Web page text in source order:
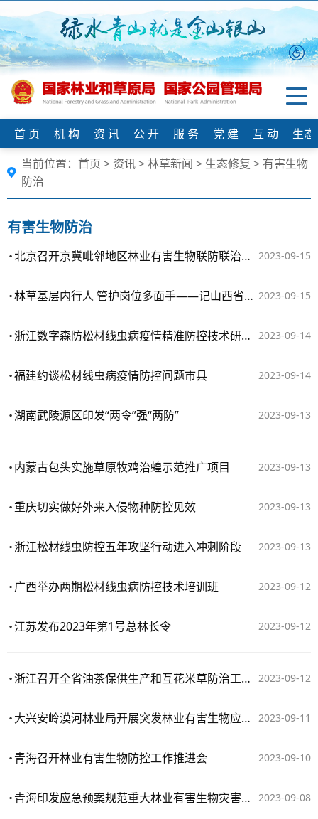
首 页 机 构 资 讯 公 开 服 务 党 建 互 动
生
当前位置： 首页 > 资讯>林草新闻 > 生态修复 > 有害生物
防治
有害生物防治
2023-09-15
北京召开京冀毗邻地区林业有害生物联防联治工作座谈会
2023-09-15
林草基层内行人 管护岗位多面手——记山西省中条林局段峪河林场界碑岭管护站生态护林员高忠博
2023-09-14
浙江数字森防松材线虫病疫情精准防控技术研究与应用项目评价通过
2023-09-14
福建约谈松材线虫病疫情防控问题市县
2023-09-13
湖南武陵源区印发“两令”强“两防”
2023-09-13
内蒙古包头实施草原牧鸡治蝗示范推广项目
2023-09-13
重庆切实做好外来入侵物种防控见效
2023-09-13
浙江松材线虫防控五年攻坚行动进入冲刺阶段
2023-09-12
广西举办两期松材线虫病防控技术培训班
2023-09-12
江苏发布2023年第1号总林长令
2023-09-12
浙江召开全省油茶保供生产和互花米草防治工作推进会
2023-09-11
大兴安岭漠河林业局开展突发林业有害生物应急演练
2023-09-10
青海召开林业有害生物防控工作推进会
2023-09-08
青海印发应急预案规范重大林业有害生物灾害处置